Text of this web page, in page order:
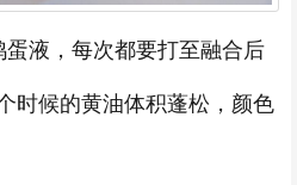
液，每次都要打至融合后
时候的黄油体积蓬松，颜色